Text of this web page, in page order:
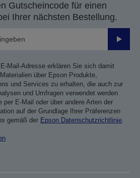
Gutscheincode für einen
Ihrer nächsten Bestellung.
Mail-Adresse erklären Sie sich damit
über Epson Produkte,
und Services zu erhalten, die auch zur
und Umfragen verwendet werden
per E-Mail oder über andere Arten der
auf der Grundlage Ihrer Präferenzen
gemäß der Epson Datenschutzrichtlinie.